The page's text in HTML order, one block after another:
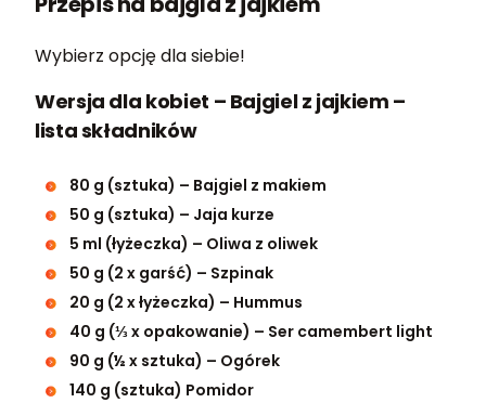
Wybierz opcję dla siebie!
Wersja dla kobiet – Bajgiel z jajkiem –
lista składników
80 g (sztuka) – Bajgiel z makiem
50 g (sztuka) – Jaja kurze
5 ml (łyżeczka) – Oliwa z oliwek
50 g (2 x garść) – Szpinak
20 g (2 x łyżeczka) – Hummus
40 g (⅓ x opakowanie) – Ser camembert light
90 g (½ x sztuka) – Ogórek
140 g (sztuka) Pomidor